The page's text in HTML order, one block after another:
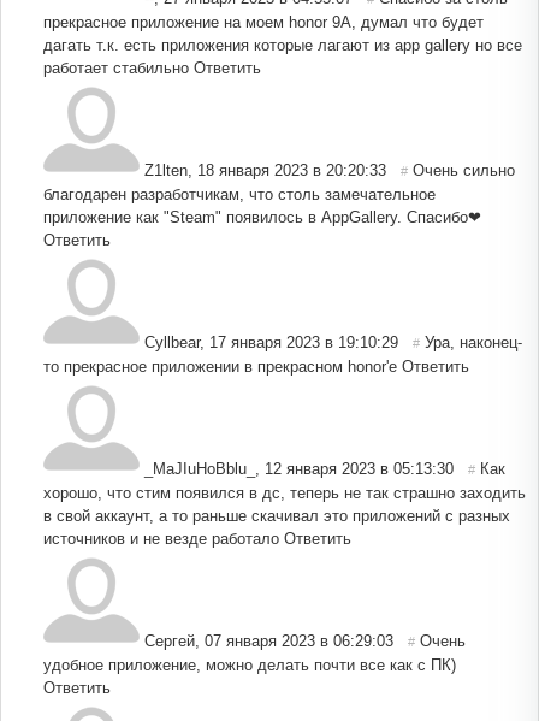
прекрасное приложение на моем honor 9A, думал что будет
дагать т.к. есть приложения которые лагают из app gallery но все
работает стабильно Ответить
Z1lten, 18 января 2023 в 20:20:33 # Очень сильно
благодарен разработчикам, что столь замечательное
приложение как "Steam" появилось в AppGallery. Спасибо❤
Ответить
Cyllbear, 17 января 2023 в 19:10:29 # Ура, наконец-
то прекрасное приложении в прекрасном honor'е Ответить
_MaJIuHoBblu_ , 12 января 2023 в 05:13:30 # Как
хорошо, что стим появился в дс, теперь не так страшно заходить
в свой аккаунт, а то раньше скачивал это приложений с разных
источников и не везде работало Ответить
Сергей, 07 января 2023 в 06:29:03 # Очень
удобное приложение, можно делать почти все как с ПК)
Ответить